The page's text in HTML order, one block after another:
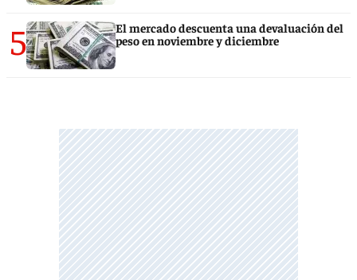
5
El mercado descuenta una devaluación del
peso en noviembre y diciembre